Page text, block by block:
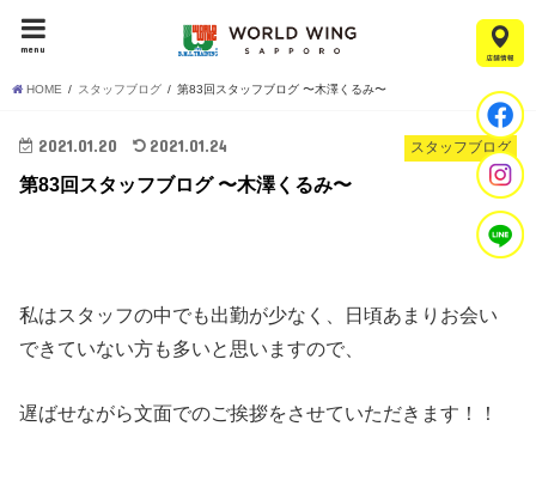
menu
HOME スタッフブログ 第83回スタッフブログ 〜木澤くるみ〜
スタッフブログ
2021.01.20 2021.01.24
第83回スタッフブログ 〜木澤くるみ〜
私はスタッフの中でも出勤が少なく、日頃あまりお会い
できていない方も多いと思いますので、
遅ばせながら文面でのご挨拶をさせていただきます！！